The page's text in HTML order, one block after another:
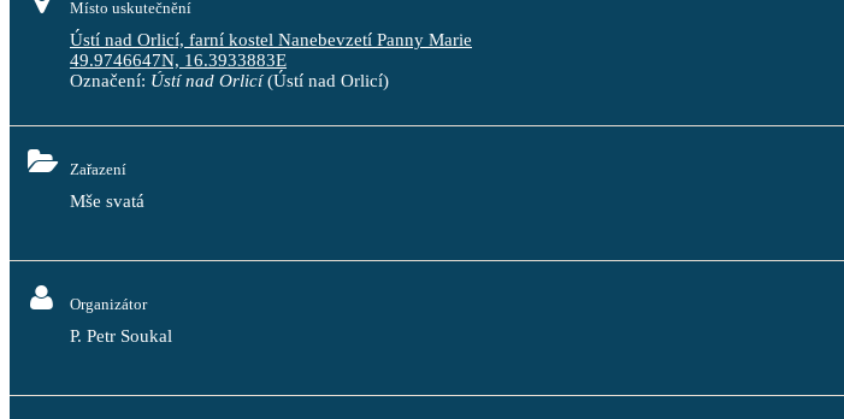
Místo uskutečnění
Ústí nad Orlicí, farní kostel Nanebevzetí Panny Marie
49.9746647N, 16.3933883E
Označení: Ústí nad Orlicí(Ústí nad Orlicí)
Zařazení
Mše svatá
Organizátor
P. Petr Soukal